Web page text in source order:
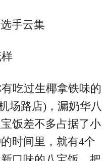
手云集
吃过生椰拿铁味的
场路店)，漏奶华八
饭差不多占据了小
时间里，就有4个